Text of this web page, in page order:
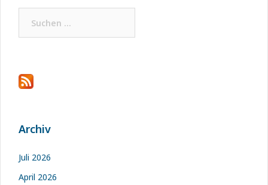
nach:
Archiv
Juli 2026
April 2026